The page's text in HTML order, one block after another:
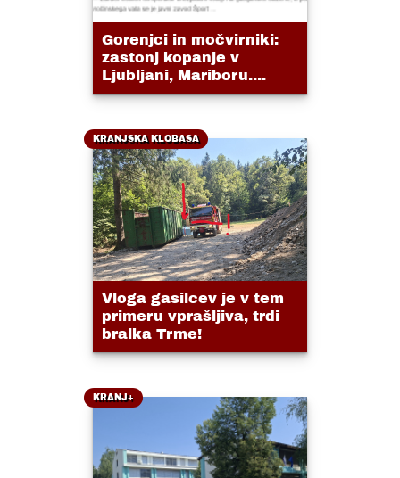
Gorenjci in močvirniki:
zastonj kopanje v
Ljubljani, Mariboru....
KRANJSKA KLOBASA
Vloga gasilcev je v tem
primeru vprašljiva, trdi
bralka Trme!
KRANJ+